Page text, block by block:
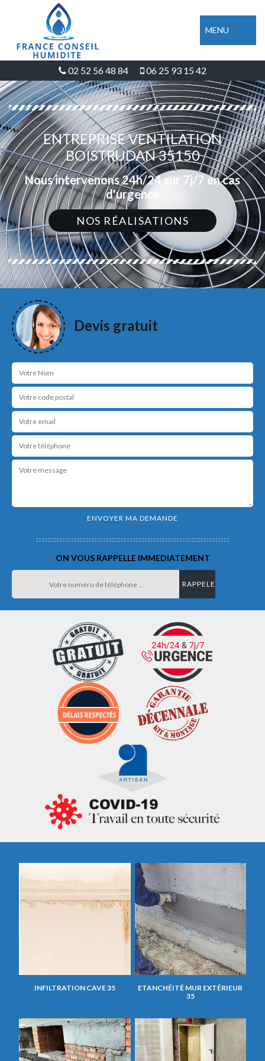
MENU
02 52 56 48 84 06 25 93 15 42
ENTREPRISE VENTILATION
BOISTRUDAN 35150
Nous intervenons 24h/24 sur 7j/7 en cas
d'urgence
NOS RÉALISATIONS
Devis gratuit
ON VOUS RAPPELLE IMMEDIATEMENT
INFILTRATION CAVE 35
ETANCHÉITÉ MUR EXTÉRIEUR
35